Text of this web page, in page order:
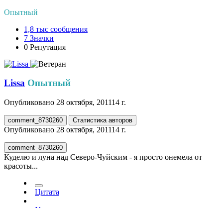
Опытный
1,8 тыс сообщения
7 Значки
0 Репутация
Lissa Опытный
Опубликовано 28 октября, 201114 г.
comment_8730260 Статистика авторов
Опубликовано 28 октября, 201114 г.
comment_8730260
Куделю и луна над Северо-Чуйским - я просто онемела от
красоты...
Цитата